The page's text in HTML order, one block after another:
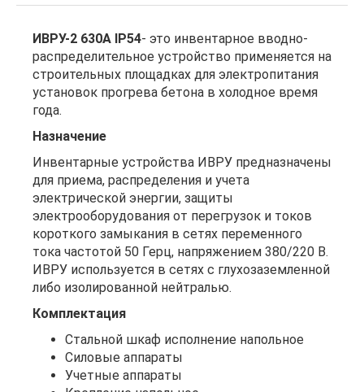
ИВРУ-2 630А IP54- это инвентарное вводно-
распределительное устройство применяется на
строительных площадках для электропитания
установок прогрева бетона в холодное время
года.
Назначение
Инвентарные устройства ИВРУ предназначены
для приема, распределения и учета
электрической энергии, защиты
электрооборудования от перегрузок и токов
короткого замыкания в сетях переменного
тока частотой 50 Герц, напряжением 380/220 В.
ИВРУ используется в сетях с глухозаземленной
либо изолированной нейтралью.
Комплектация
Стальной шкаф исполнение напольное
Силовые аппараты
Учетные аппараты